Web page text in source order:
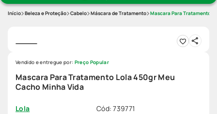
Beleza e Proteção Cabelo Máscara de Tratamento Mascara Para Tratamento
Mascara Para Tratamento Lola 450gr Meu
Cacho Minha Vida
Lola Cód:739771
Vendido e entregue por: Preço Popular